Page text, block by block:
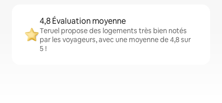
4,8 Évaluation moyenne
Teruel propose des logements très bien notés
par les voyageurs, avec une moyenne de 4,8 sur
5 !